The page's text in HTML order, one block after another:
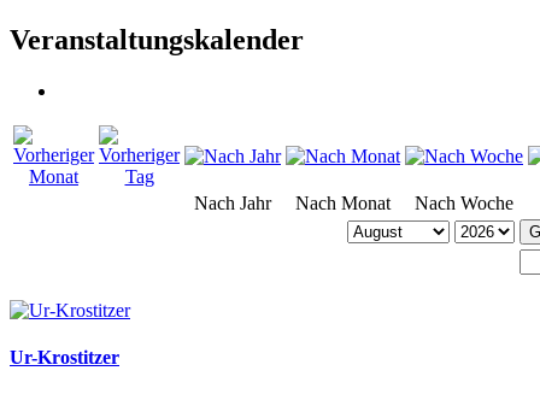
Veranstaltungskalender
Nach Jahr Nach Monat Nach Woche
Ur-Krostitzer